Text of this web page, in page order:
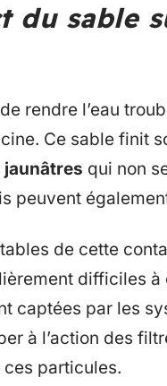
du sable
rendre l’eau
Ce sable finit
qui non
peuvent
de cette
difficiles
captées par les
à l’action des
particules.